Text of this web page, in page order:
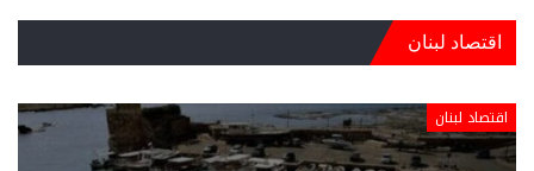
اقتصاد لبنان
اقتصاد لبنان